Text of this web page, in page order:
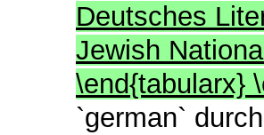
Deutsches
Jewish
\end{tabularx}
`german`